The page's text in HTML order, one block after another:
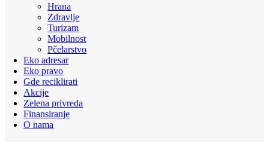
Hrana
Zdravlje
Turizam
Mobilnost
Pčelarstvo
Eko adresar
Eko pravo
Gde reciklirati
Akcije
Zelena privreda
Finansiranje
O nama